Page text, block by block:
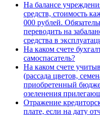
На балансе
средств, стоимость
000 рублей.
переводить на
средства в
На каком счете
самоспасатель?
На каком счете
(рассада цветов,
приобретенный
озеленения
Отражение
плате, если на дату